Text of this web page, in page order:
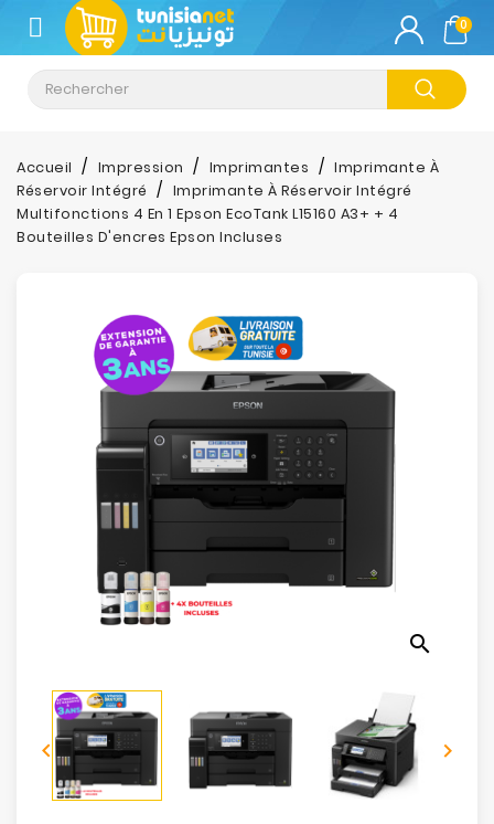
CATÉGORIE
Climatisation
Informatique
Téléphonie
&
Stockage
Electroménager
Bureautique
Mobilités
Loisirs
0
Accueil Impression Imprimantes
Imprimante À
Réservoir Intégré
Imprimante À Réservoir Intégré
Multifonctions 4 En 1 Epson EcoTank L15160 A3+ + 4
Bouteilles D'encres Epson Incluses
search
 